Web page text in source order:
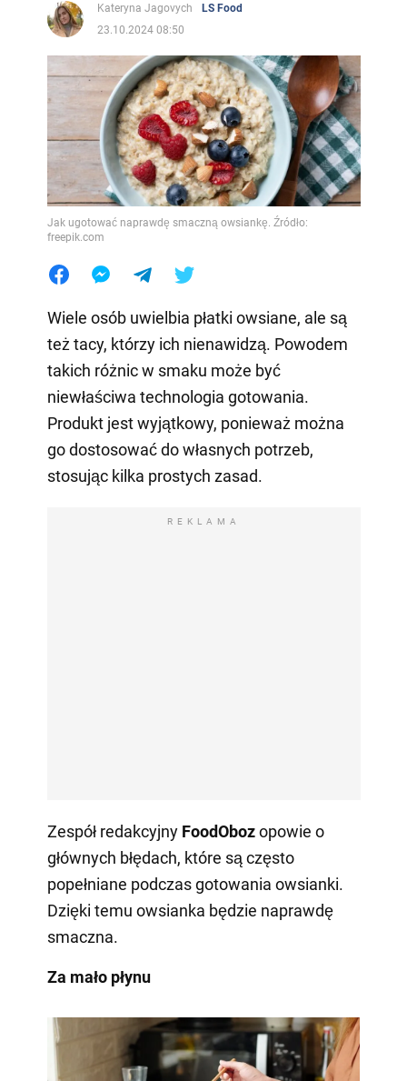
Kateryna Jagovych
LS Food
23.10.2024 08:50
Jak ugotować naprawdę smaczną owsiankę. Źródło:
freepik.com
Wiele osób uwielbia płatki owsiane, ale są
też tacy, którzy ich nienawidzą. Powodem
takich różnic w smaku może być
niewłaściwa technologia gotowania.
Produkt jest wyjątkowy, ponieważ można
go dostosować do własnych potrzeb,
stosując kilka prostych zasad.
REKLAMA
Zespół redakcyjny FoodObozopowie o
głównych błędach, które są często
popełniane podczas gotowania owsianki.
Dzięki temu owsianka będzie naprawdę
smaczna.
Za mało płynu